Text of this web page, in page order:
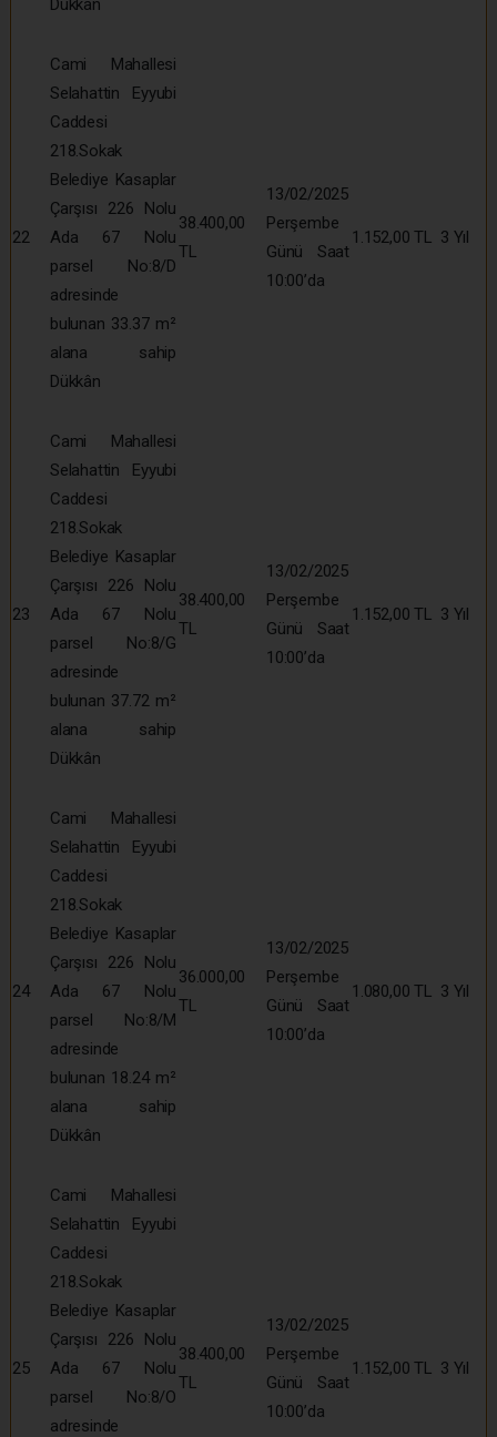
Dükkân
22
Cami Mahallesi
Selahattin Eyyubi
Caddesi
218.Sokak
Belediye Kasaplar
Çarşısı 226 Nolu
Ada 67 Nolu
parsel No:8/D
adresinde
bulunan 33.37 m²
alana sahip
Dükkân
38.400,00
TL
13/02/2025
Perşembe
Günü Saat
10:00’da
1.152,00 TL 3 Yıl
23
Cami Mahallesi
Selahattin Eyyubi
Caddesi
218.Sokak
Belediye Kasaplar
Çarşısı 226 Nolu
Ada 67 Nolu
parsel No:8/G
adresinde
bulunan 37.72 m²
alana sahip
Dükkân
38.400,00
TL
13/02/2025
Perşembe
Günü Saat
10:00’da
1.152,00 TL 3 Yıl
24
Cami Mahallesi
Selahattin Eyyubi
Caddesi
218.Sokak
Belediye Kasaplar
Çarşısı 226 Nolu
Ada 67 Nolu
parsel No:8/M
adresinde
bulunan 18.24 m²
alana sahip
Dükkân
36.000,00
TL
13/02/2025
Perşembe
Günü Saat
10:00’da
1.080,00 TL 3 Yıl
25
Cami Mahallesi
Selahattin Eyyubi
Caddesi
218.Sokak
Belediye Kasaplar
Çarşısı 226 Nolu
Ada 67 Nolu
parsel No:8/O
adresinde
38.400,00
TL
13/02/2025
Perşembe
Günü Saat
10:00’da
1.152,00 TL 3 Yıl